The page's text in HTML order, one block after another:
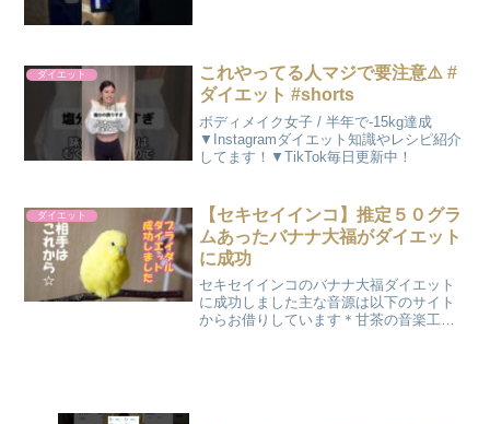
ダイエット
これやってる人マジで要注意⚠️ #
ダイエット #shorts
ボディメイク女子 / 半年で-15kg達成
▼Instagramダイエット知識やレシピ紹介
してます！▼TikTok毎日更新中！
ダイエット
【セキセイインコ】推定５０グラ
ムあったバナナ大福がダイエット
に成功
セキセイインコのバナナ大福ダイエット
に成功しました主な音源は以下のサイト
からお借りしています＊甘茶の音楽工房